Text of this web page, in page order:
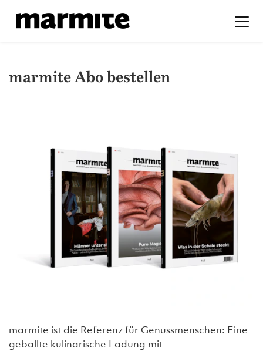
marmite Abo bestellen
marmite ist die Referenz für Genussmenschen: Eine
geballte kulinarische Ladung mit